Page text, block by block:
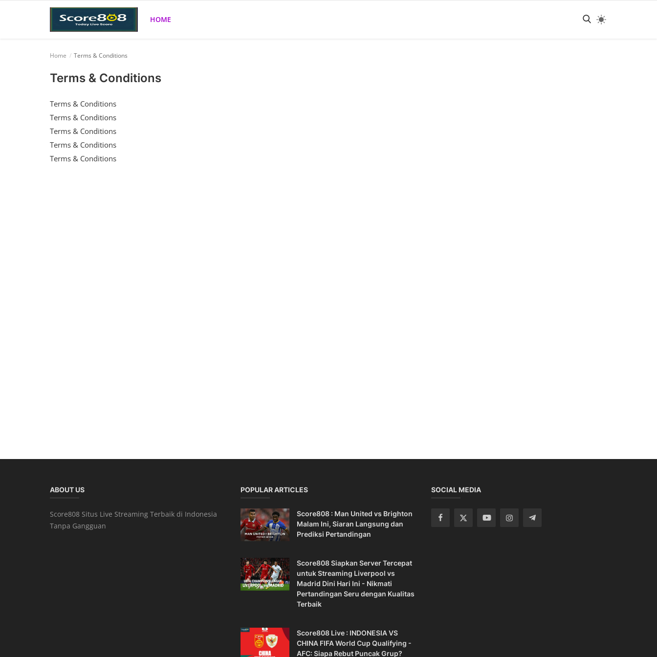
HOME
Home Terms & Conditions
Terms & Conditions
Terms & Conditions
Terms & Conditions
Terms & Conditions
Terms & Conditions
Terms & Conditions
ABOUT US
Score808 Situs Live Streaming Terbaik di Indonesia
Tanpa Gangguan
POPULAR ARTICLES
Score808 : Man United vs Brighton
Malam Ini, Siaran Langsung dan
Prediksi Pertandingan
Score808 Siapkan Server Tercepat
untuk Streaming Liverpool vs
Madrid Dini Hari Ini - Nikmati
Pertandingan Seru dengan Kualitas
Terbaik
Score808 Live : INDONESIA VS
CHINA FIFA World Cup Qualifying -
AFC: Siapa Rebut Puncak Grup?
SOCIAL MEDIA